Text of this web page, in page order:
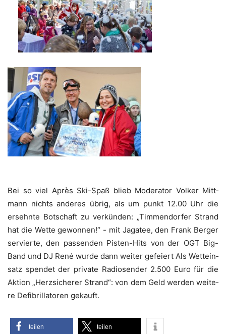
Bei so viel Après Ski-Spaß blieb Mode­ra­tor Vol­ker Mitt­
mann nichts ande­res übrig, als um punkt 12.00 Uhr die
ersehn­te Bot­schaft zu ver­kün­den: „Tim­men­dor­fer Strand
hat die Wet­te gewon­nen!“ - mit Jaga­tee, den Frank Ber­ger
ser­vier­te, den pas­sen­den Pis­ten-Hits von der OGT Big-
Band und DJ René wur­de dann wei­ter gefei­ert Als Wett­ein­
satz spen­det der pri­va­te Radio­sen­der 2.500 Euro für die
Akti­on „Herz­si­che­rer Strand“: von dem Geld wer­den wei­te­
re Defi­bril­la­to­ren gekauft.
tei­len tei­len